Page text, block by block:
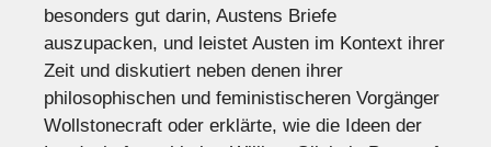
besonders gut darin, Austens Briefe
auszupacken, und leistet Austen im Kontext ihrer
Zeit und diskutiert neben denen ihrer
philosophischen und feministischeren Vorgänger
Wollstonecraft oder erklärte, wie die Ideen der